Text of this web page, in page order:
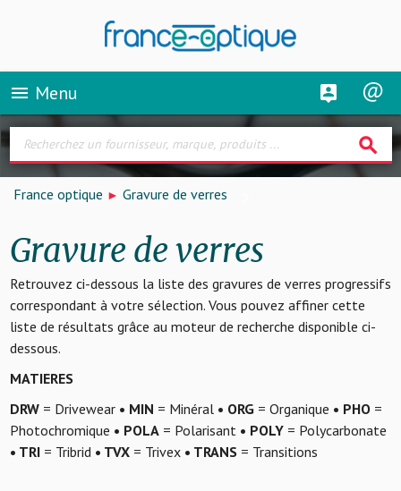
menu Menu
search
France optique Gravure de verres
Gravure de verres
Retrouvez ci-dessous la liste des gravures de verres progressifs
correspondant à votre sélection. Vous pouvez affiner cette
liste de résultats grâce au moteur de recherche disponible ci-
dessous.
MATIERES
DRW= Drivewear • MIN = Minéral • ORG= Organique • PHO=
Photochromique • POLA= Polarisant • POLY= Polycarbonate
• TRI= Tribrid • TVX= Trivex • TRANS= Transitions